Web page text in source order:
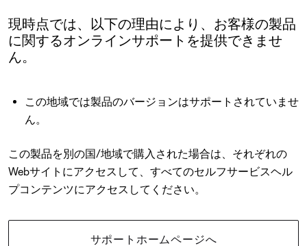
現時点では、以下の理由により、お客様の製品
に関するオンラインサポートを提供できませ
ん。
この地域では製品のバージョンはサポートされていませ
ん。
この製品を別の国/地域で購入された場合は、それぞれの
Webサイトにアクセスして、すべてのセルフサービスヘル
プコンテンツにアクセスしてください。
サポートホームページへ